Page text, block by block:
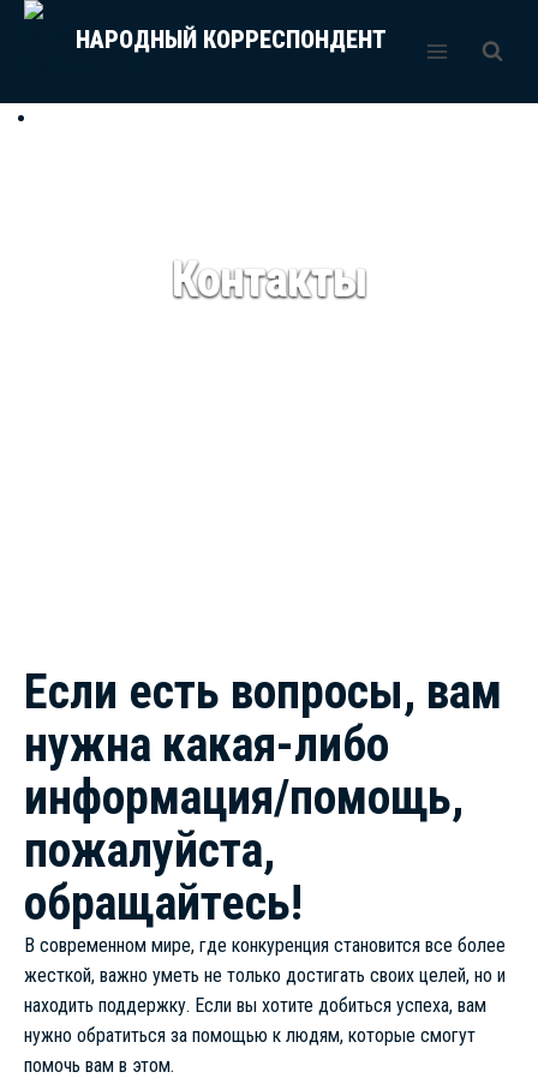
Перейти
НАРОДНЫЙ КОРРЕСПОНДЕНТ
Контакты
Если есть вопросы, вам
нужна какая-либо
информация/помощь,
пожалуйста,
обращайтесь!
В современном мире, где конкуренция становится все более
жесткой, важно уметь не только достигать своих целей, но и
находить поддержку. Если вы хотите добиться успеха, вам
нужно обратиться за помощью к людям, которые смогут
помочь вам в этом.